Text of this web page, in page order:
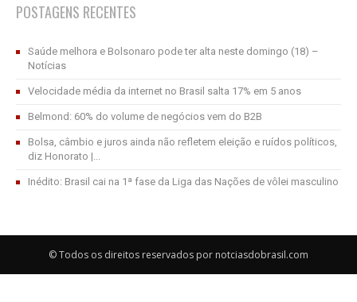
POSTAGENS RECENTES
Saúde melhora e Bolsonaro pode ter alta neste domingo (18) –
Notícias
Velocidade média da internet no Brasil salta 17% em 5 anos
Belmond: 60% do volume de negócios vem do B2B
Bolsa, câmbio e juros ainda não refletem eleição e ruídos políticos,
diz Honorato |...
Inédito: Brasil cai na 1ª fase da Liga das Nações de vôlei masculino
© Todos os direitos reservados por notciasdobrasil.com